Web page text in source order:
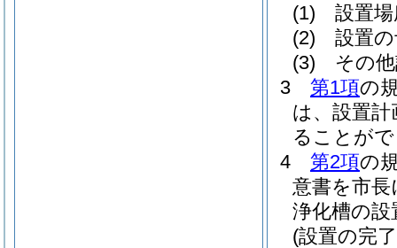
(1)
設置
(2)
設置
(3)
その
3
第1項の
は、設置
ることが
4
第2項の
意書を市
浄化槽の
(設置の完